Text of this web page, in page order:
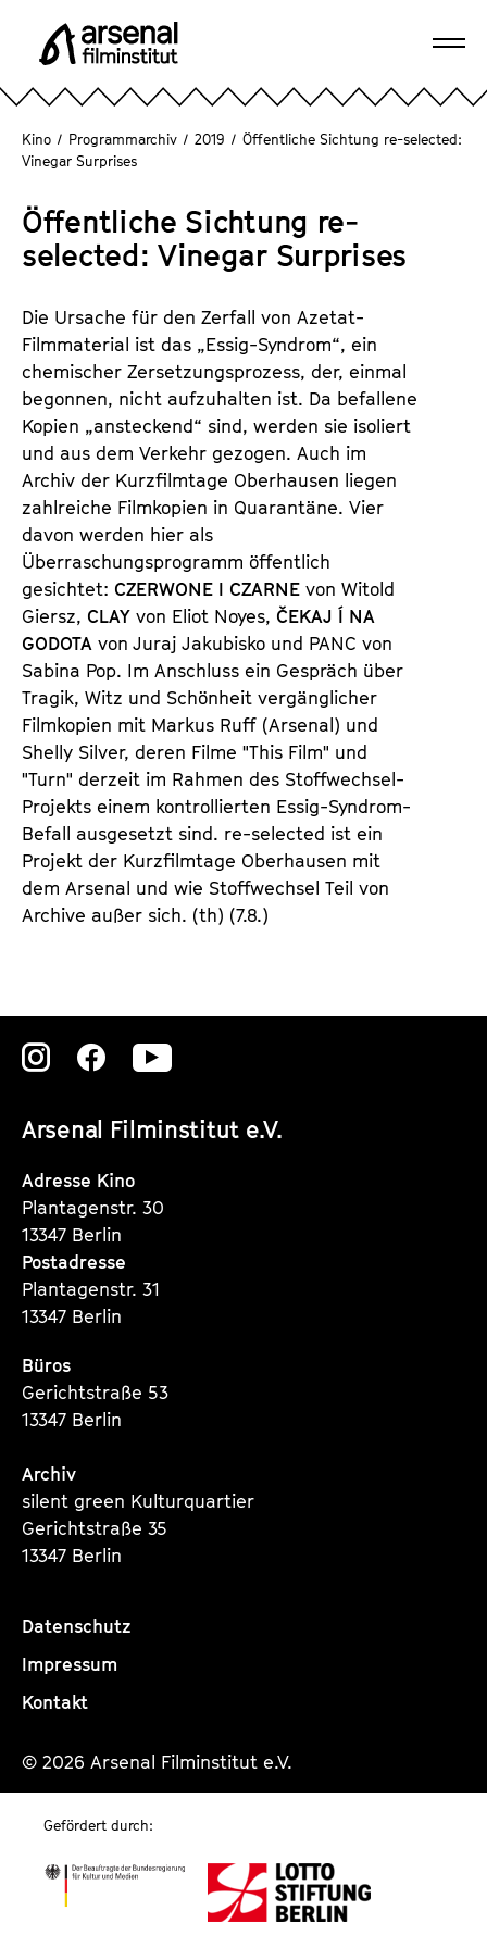
e r
s
e
a
F
l
m
i
n
s
t
i
t
u
t
e
.
V
.
Kino / Programmarchiv / 2019 / Öffentliche Sichtung re-selected:
Vinegar Surprises
Öffentliche Sichtung re-
selected: Vinegar Surprises
Die Ursache für den Zerfall von Azetat-
Filmmaterial ist das „Essig-Syndrom“, ein
chemischer Zersetzungsprozess, der, einmal
begonnen, nicht aufzuhalten ist. Da befallene
Kopien „ansteckend“ sind, werden sie isoliert
und aus dem Verkehr gezogen. Auch im
Archiv der Kurzfilmtage Oberhausen liegen
zahlreiche Filmkopien in Quarantäne. Vier
davon werden hier als
Überraschungsprogramm öffentlich
gesichtet: CZERWONE I CZARNE von Witold
Giersz, CLAY von Eliot Noyes, ČEKAJ Í NA
GODOTA von Juraj Jakubisko und PANC von
Sabina Pop. Im Anschluss ein Gespräch über
Tragik, Witz und Schönheit vergänglicher
Filmkopien mit Markus Ruff (Arsenal) und
Shelly Silver, deren Filme "This Film" und
"Turn" derzeit im Rahmen des Stoffwechsel-
Projekts einem kontrollierten Essig-Syndrom-
Befall ausgesetzt sind. re-selected ist ein
Projekt der Kurzfilmtage Oberhausen mit
dem Arsenal und wie Stoffwechsel Teil von
Archive außer sich. (th) (7.8.)
Arsenal Filminstitut e.V.
Zu
Instagram
Seite
Zu
Instagram
Seite
Zu
Instagram
Adresse Kino
Plantagenstr. 30
13347 Berlin
Postadresse
Plantagenstr. 31
13347 Berlin
Büros
Gerichtstraße 53
13347 Berlin
Archiv
silent green Kulturquartier
Gerichtstraße 35
13347 Berlin
Datenschutz
Impressum
Kontakt
© 2026 Arsenal Filminstitut e.V.
Gefördert durch: